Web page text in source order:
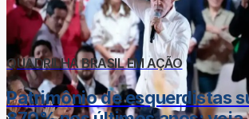
QUADRILHA BRASIL EM AÇÃO
Patrimônio de esquerdistas